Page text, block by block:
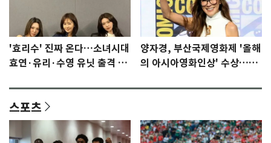
'효리수' 진짜 온다…소녀시대
효연·유리·수영 유닛 출격 [N
양자경, 부산국제영화제 '올해
의 아시아영화인상' 수상…15
스포츠